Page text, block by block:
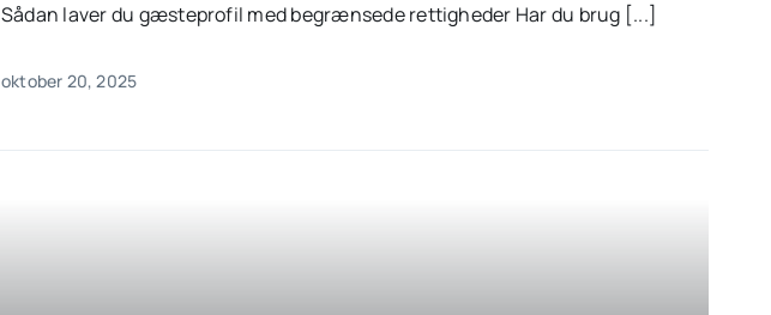
Sådan laver du gæsteprofil med begrænsede rettigheder Har du brug [...]
oktober 20, 2025